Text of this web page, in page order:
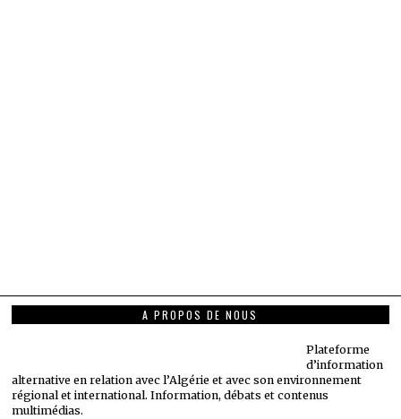
A PROPOS DE NOUS
Plateforme
d’information
alternative en relation avec l’Algérie et avec son environnement
régional et international. Information, débats et contenus
multimédias.